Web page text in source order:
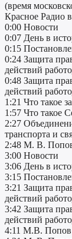
(время
Красное Радио
0:00 Новости
0:07 День в
0:15
0:24 Защита
действий
0:48 Защита
действий
1:21 Что такое
1:57 Что такое
2:27
транспорта и
2:48 М. В.
3:00 Новости
3:06 День в
3:15
3:21 Защита
действий
3:42 Защита
действий
4:11 М.В.